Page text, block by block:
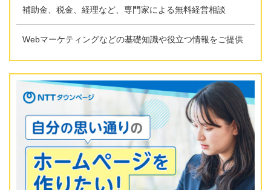
補助金、税金、経理など、専門家による無料経営相談
Webマーケティングなどの基礎知識や役立つ情報をご提供